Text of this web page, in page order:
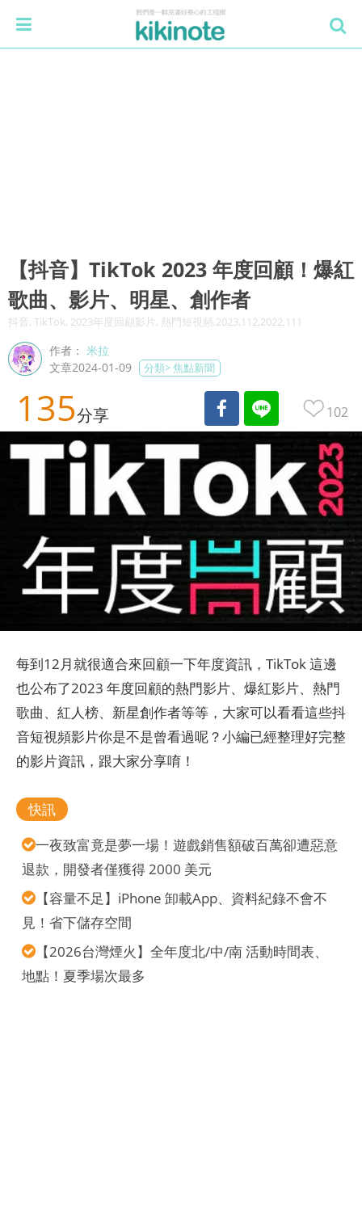
【抖音】TikTok 2023 年度回顧！爆紅
歌曲、影片、明星、創作者
抖音, TikTok, 2023年度回顧影片, 熱門短視頻,2023,112,2022,111
作者：米拉
文章2024-01-09
分類>焦點新聞
135分享 102
每到12月就很適合來回顧一下年度資訊，TikTok 這邊
也公布了2023 年度回顧的熱門影片、爆紅影片、熱門
歌曲、紅人榜、新星創作者等等，大家可以看看這些抖
音短視頻影片你是不是曾看過呢？小編已經整理好完整
的影片資訊，跟大家分享唷！
快訊
一夜致富竟是夢一場！遊戲銷售額破百萬卻遭惡意
退款，開發者僅獲得 2000 美元
【容量不足】iPhone 卸載App、資料紀錄不會不
見！省下儲存空間
【2026台灣煙火】全年度北/中/南 活動時間表、
地點！夏季場次最多